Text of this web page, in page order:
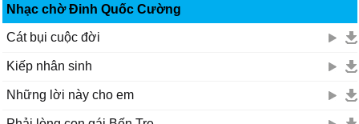
Nhạc chờ Đinh Quốc Cường
Cát bụi cuộc đời
Kiếp nhân sinh
Những lời này cho em